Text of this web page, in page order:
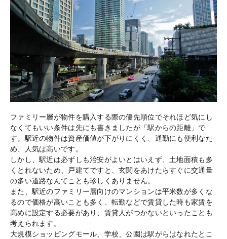
ファミリー層が物件を購入する際の優先順位でそれほど気にし
なくてもいい条件は先にも書きましたが「駅からの距離」で
す。駅近の物件は資産価値が下がりにくく、通勤にも便利なた
め、人気は高いです。
しかし、駅近は必ずしも治安がよいとはいえず、土地面積も多
くとれないため、戸建てですと、玄関をあけたらすぐに交通量
の多い道路なんてことも珍しくありません。
また、駅近のファミリー層向けのマンションは平米数が多くな
るので価格が高いことも多く、転勤などで賃貸した時も家賃を
高めに設定する必要があり、賃貸人がつかないといったことも
考えられます。
大規模ショッピングモール、学校、公園は駅がらはなれたとこ